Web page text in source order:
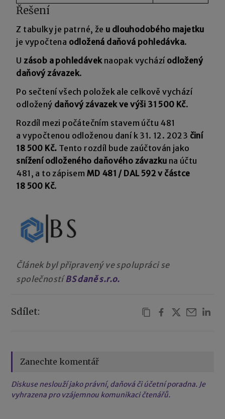
Řešení
Z tabulky je patrné, že u dlouhodobého majetku
je vypočtena odložená daňová pohledávka.
U zásob a pohledáveknaopak vychází odložený
daňový závazek.
Po sečtení všech položek ale celkově vychází
odložený daňový závazek ve výši 31 500 Kč.
Rozdíl mezi počátečním stavem účtu 481
a vypočtenou odloženou daní k 31. 12. 2023 činí
18 500 Kč. Tento rozdíl bude zaúčtován jako
snížení odloženého daňového závazku na účtu
481, a to zápisem MD 481 / DAL 592 v částce
18 500 Kč.
Článek byl připravený ve spolupráci se
společností BS daně s.r.o.
Sdílet:
Zanechte komentář
Diskuse neslouží jako právní, daňová či účetní poradna. Je
vyhrazena pro vzájemnou komunikaci čtenářů.